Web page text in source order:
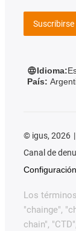
Idioma:
País:
© igus, 2026
Canal de
Los
"chainge",
chain",